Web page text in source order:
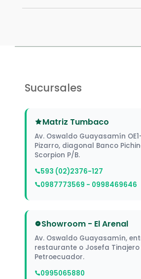
Sucursales
Matriz Tumbaco
Av. Oswaldo Guayasamín
Pizarro, diagonal Banco
Scorpion P/B.
593 (02)2376-127
0987773569 - 0998469646
Showroom - El Arenal
Av. Oswaldo Guayasamín,
restaurante o Josefa Tinajero
Petroecuador.
0995065880